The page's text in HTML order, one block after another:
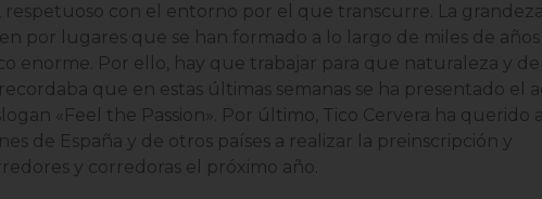
con el entorno por el que transcurre. La
por lugares que se han formado a lo largo de miles de
enorme. Por ello, hay que trabajar para que naturaleza y
que en estas últimas semanas se ha presentado el
«Feel the Passion». Por último, Tico Cervera ha querido
de España y de otros países a realizar la preinscripción y
y corredoras el próximo año.